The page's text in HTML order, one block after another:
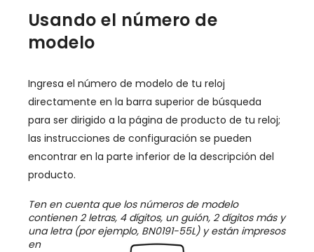
Usando el número de
modelo
Ingresa el número de modelo de tu reloj
directamente en la barra superior de búsqueda
para ser dirigido a la página de producto de tu reloj;
las instrucciones de configuración se pueden
encontrar en la parte inferior de la descripción del
producto.
Ten en cuenta que los números de modelo
contienen 2 letras, 4 dígitos, un guión, 2 dígitos más y
una letra (por ejemplo, BN0191-55L) y están impresos
en la etiqueta.